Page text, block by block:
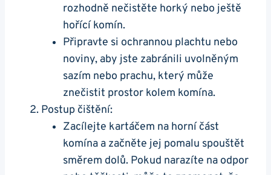
rozhodně nečistěte horký nebo ještě
hořící komín.
Připravte si ochrannou plachtu nebo
noviny, aby jste zabránili uvolněným
sazím nebo prachu, který může
znečistit prostor kolem komína.
Postup čištění:
Zacílejte kartáčem na horní část
komína a začněte jej pomalu spouštět
směrem dolů. Pokud narazíte na odpor